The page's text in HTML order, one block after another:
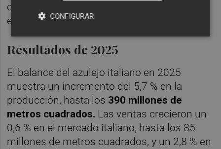
como la nuestra soportan el coste
económico real".
Resultados de 2025
El balance del azulejo italiano en 2025
muestra un incremento del 5,7 % en la
producción, hasta los 390 millones de
metros cuadrados. Las ventas crecieron un
0,6 % en el mercado italiano, hasta los 85
millones de metros cuadrados, y un 2,8 % en
CONFIGURAR